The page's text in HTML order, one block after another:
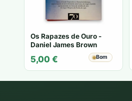
Os Rapazes de Ouro -
Daniel James Brown
5,00 € Bom